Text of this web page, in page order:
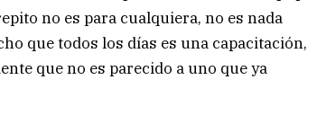
no es para cualquiera, no es nada
que todos los días es una capacitación,
que no es parecido a uno que ya